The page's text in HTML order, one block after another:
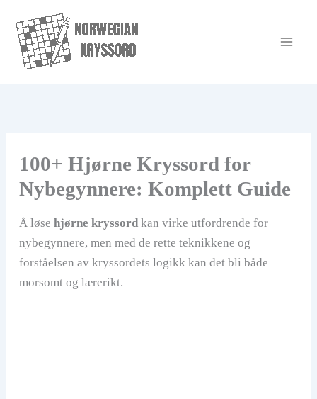
rett
innholdet
100+ Hjørne Kryssord for
Nybegynnere: Komplett Guide
Å løse hjørne kryssordkan virke utfordrende for
nybegynnere, men med de rette teknikkene og
forståelsen av kryssordets logikk kan det bli både
morsomt og lærerikt.